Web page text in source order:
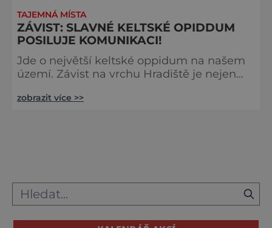
TAJEMNÁ MÍSTA
ZÁVIST: SLAVNÉ KELTSKÉ OPIDDUM
POSILUJE KOMUNIKACI!
Jde o největší keltské oppidum na našem
území. Závist na vrchu Hradiště je nejen
oplývá také nebývalou energií. Návštěva se
keltského oppida Závist, které se tyčí nad
sou
zobrazit více >>